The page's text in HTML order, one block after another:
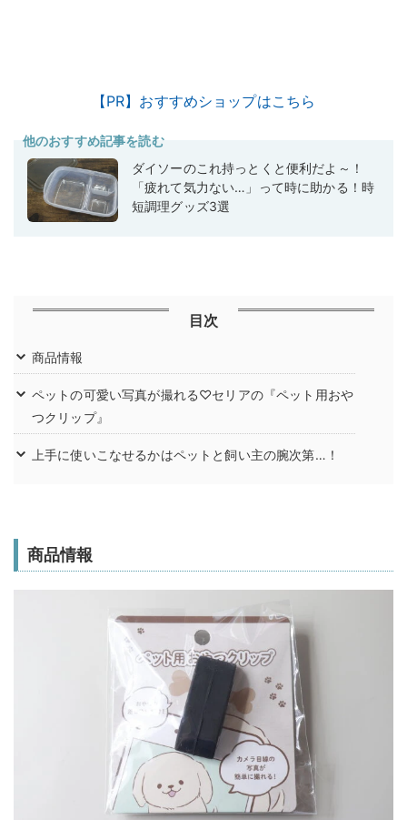
【PR】おすすめショップはこちら
他のおすすめ記事を読む
ダイソーのこれ持っとくと便利だよ～！
「疲れて気力ない…」って時に助かる！時
短調理グッズ3選
目次
商品情報
ペットの可愛い写真が撮れる♡セリアの『ペット用おや
つクリップ』
上手に使いこなせるかはペットと飼い主の腕次第…！
商品情報